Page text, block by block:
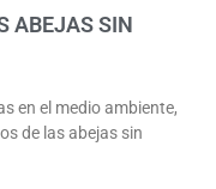
ABEJAS SIN
en el medio ambiente,
de las abejas sin